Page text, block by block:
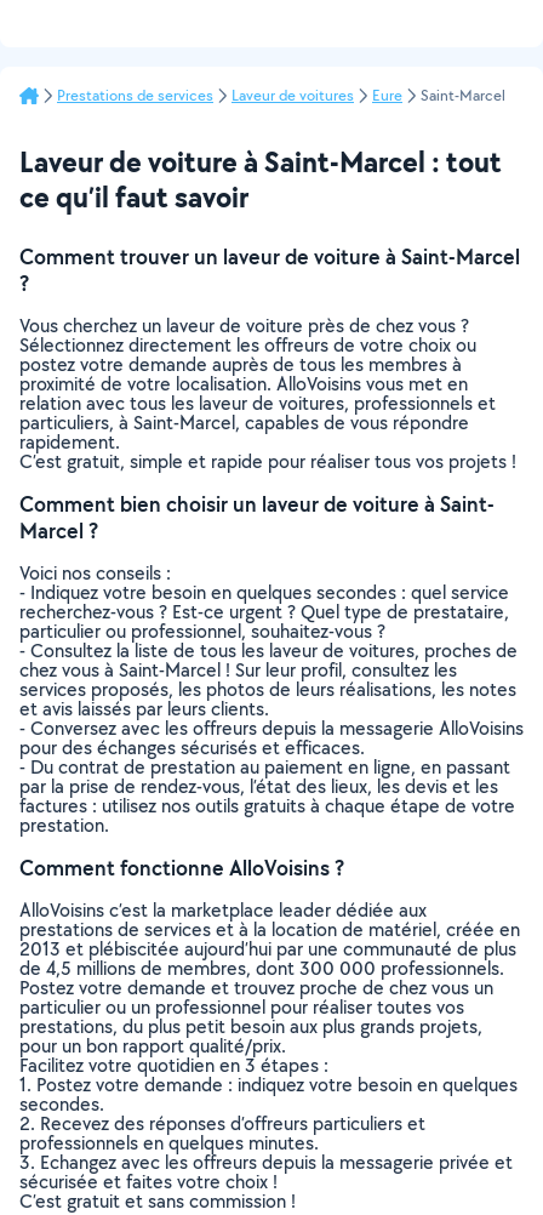
Prestations de services Laveur de voitures Eure Saint-Marcel
Laveur de voiture à Saint-Marcel : tout
ce qu’il faut savoir
Comment trouver un laveur de voiture à Saint-Marcel
?
Vous cherchez un laveur de voiture près de chez vous ?
Sélectionnez directement les offreurs de votre choix ou
postez votre demande auprès de tous les membres à
proximité de votre localisation. AlloVoisins vous met en
relation avec tous les laveur de voitures, professionnels et
particuliers, à Saint-Marcel, capables de vous répondre
rapidement.
C’est gratuit, simple et rapide pour réaliser tous vos projets !
Comment bien choisir un laveur de voiture à Saint-
Marcel ?
Voici nos conseils :
- Indiquez votre besoin en quelques secondes : quel service
recherchez-vous ? Est-ce urgent ? Quel type de prestataire,
particulier ou professionnel, souhaitez-vous ?
- Consultez la liste de tous les laveur de voitures, proches de
chez vous à Saint-Marcel ! Sur leur profil, consultez les
services proposés, les photos de leurs réalisations, les notes
et avis laissés par leurs clients.
- Conversez avec les offreurs depuis la messagerie AlloVoisins
pour des échanges sécurisés et efficaces.
- Du contrat de prestation au paiement en ligne, en passant
par la prise de rendez-vous, l’état des lieux, les devis et les
factures : utilisez nos outils gratuits à chaque étape de votre
prestation.
Comment fonctionne AlloVoisins ?
AlloVoisins c’est la marketplace leader dédiée aux
prestations de services et à la location de matériel, créée en
2013 et plébiscitée aujourd’hui par une communauté de plus
de 4,5 millions de membres, dont 300 000 professionnels.
Postez votre demande et trouvez proche de chez vous un
particulier ou un professionnel pour réaliser toutes vos
prestations, du plus petit besoin aux plus grands projets,
pour un bon rapport qualité/prix.
Facilitez votre quotidien en 3 étapes :
1. Postez votre demande : indiquez votre besoin en quelques
secondes.
2. Recevez des réponses d’offreurs particuliers et
professionnels en quelques minutes.
3. Echangez avec les offreurs depuis la messagerie privée et
sécurisée et faites votre choix !
C’est gratuit et sans commission !